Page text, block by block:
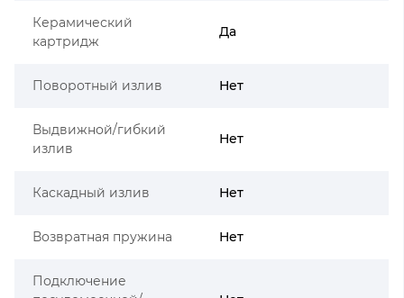
Керамический
картридж
Да
Поворотный излив Нет
Выдвижной/гибкий
излив
Нет
Каскадный излив Нет
Возвратная пружина Нет
Подключение